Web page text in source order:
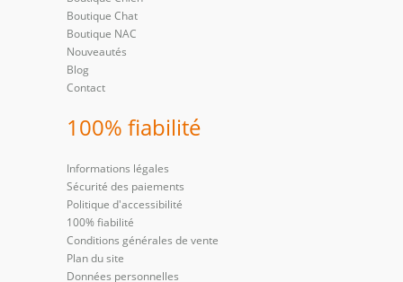
Boutique Chat
Boutique NAC
Nouveautés
Blog
Contact
100% fiabilité
Informations légales
Sécurité des paiements
Politique d'accessibilité
100% fiabilité
Conditions générales de vente
Plan du site
Données personnelles